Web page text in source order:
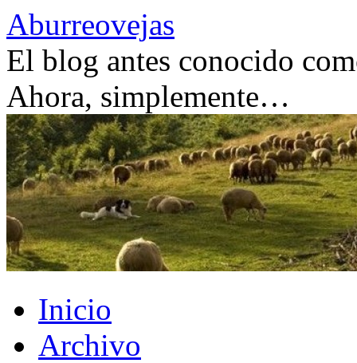
Saltar
al
contenido
Aburreovejas
El blog antes conocido
Ahora, simplemente…
Inicio
Archivo